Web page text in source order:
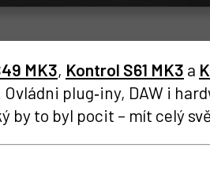
MK3, Kontrol S61 MK3 a
plug‑iny, DAW i
by to byl pocit – mít celý